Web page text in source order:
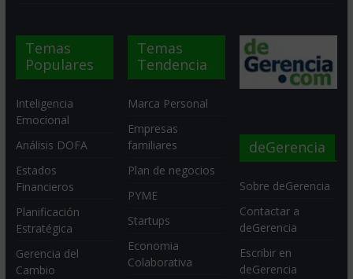
Temas
Populares
Inteligencia
Emocional
Análisis DOFA
Estados
Financieros
Planificación
Estratégica
Gerencia del
Cambio
Temas
Tendencia
Marca Personal
Empresas
familiares
Plan de negocios
PYME
Startups
Economia
Colaborativa
deGerencia
Sobre deGerencia
Contactar a
deGerencia
Escribir en
deGerencia